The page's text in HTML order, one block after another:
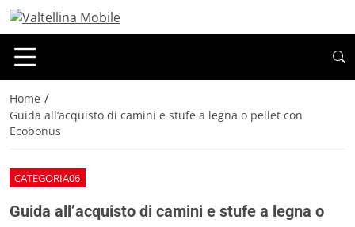
Home /
Guida all’acquisto di camini e stufe a legna o pellet con
Ecobonus
CATEGORIA06
Guida all’acquisto di camini e stufe a legna o